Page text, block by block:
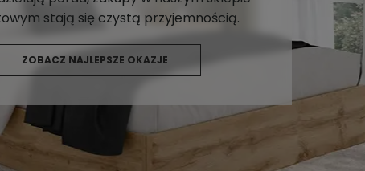
stają się czystą przyjemnością.
ZOBACZ NAJLEPSZE OKAZJE